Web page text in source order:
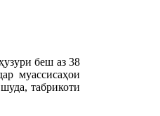
беш аз 38
муассисаҳои
табрикоти